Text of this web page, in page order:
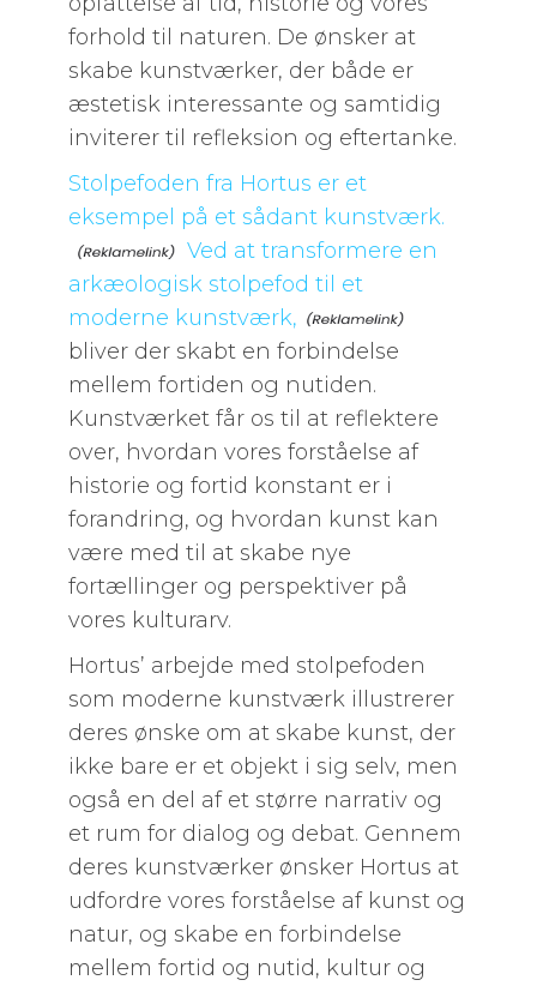
forhold til naturen. De ønsker at
skabe kunstværker, der både er
æstetisk interessante og samtidig
inviterer til refleksion og eftertanke.
Stolpefoden fra Hortus er et
eksempel på et sådant kunstværk.
Ved at transformere en
arkæologisk stolpefod til et
moderne kunstværk,
bliver der skabt en forbindelse
mellem fortiden og nutiden.
Kunstværket får os til at reflektere
over, hvordan vores forståelse af
historie og fortid konstant er i
forandring, og hvordan kunst kan
være med til at skabe nye
fortællinger og perspektiver på
vores kulturarv.
Hortus’ arbejde med stolpefoden
som moderne kunstværk illustrerer
deres ønske om at skabe kunst, der
ikke bare er et objekt i sig selv, men
også en del af et større narrativ og
et rum for dialog og debat. Gennem
deres kunstværker ønsker Hortus at
udfordre vores forståelse af kunst og
natur, og skabe en forbindelse
mellem fortid og nutid, kultur og